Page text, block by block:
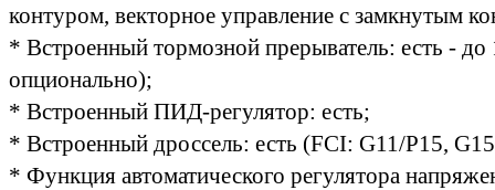
контуром, векторное управление с замкнутым
* Встроенный тормозной прерыватель: есть -
опционально);
* Встроенный ПИД-регулятор: есть;
* Встроенный дроссель: есть (FCI: G11/P15,
* Функция автоматического регулятора